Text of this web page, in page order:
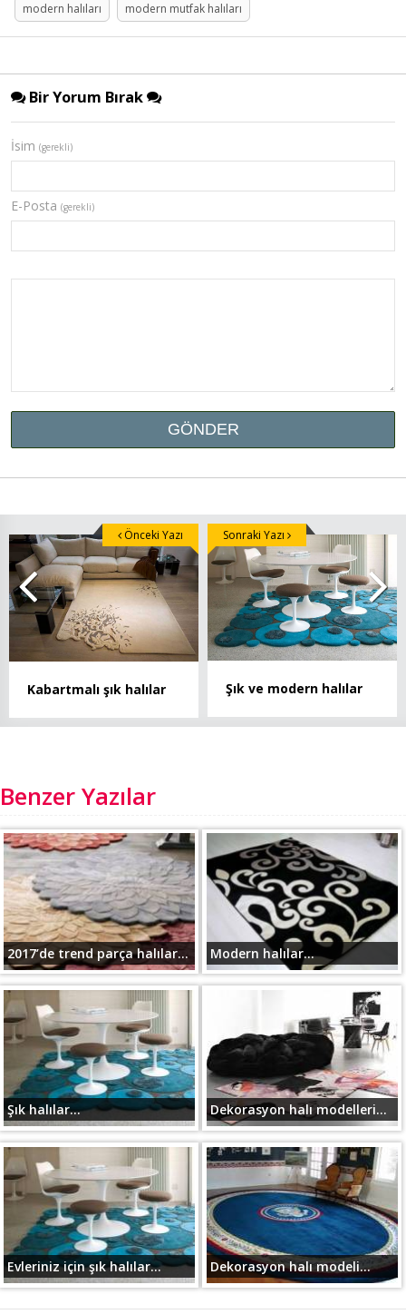
modern halıları modern mutfak halıları
Bir Yorum Bırak
İsim (gerekli)
E-Posta (gerekli)
Kabartmalı şık halılar
Önceki Yazı
Şık ve modern halılar
Sonraki Yazı
Benzer Yazılar
2017’de trend parça halılar... Modern halılar...
Şık halılar... Dekorasyon halı modelleri...
Evleriniz için şık halılar... Dekorasyon halı modeli...